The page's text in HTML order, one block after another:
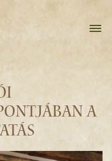
A